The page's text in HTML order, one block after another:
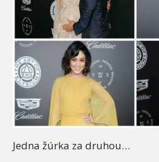
Jedna žúrka za druhou…